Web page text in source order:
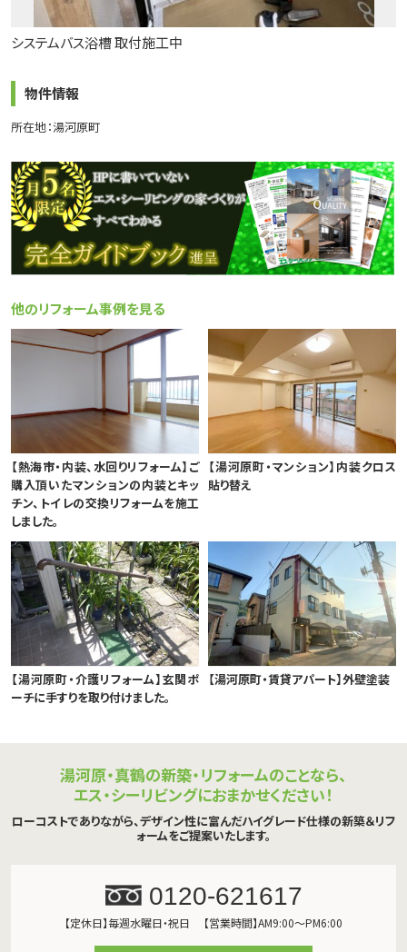
システムバス浴槽 取付施工中
物件情報
所在地：湯河原町
他のリフォーム事例を見る
【熱海市・内装、水回りリフォーム】ご
購入頂いたマンションの内装とキッ
チン、トイレの交換リフォームを施工
しました。
【湯河原町・マンション】内装クロス
貼り替え
【湯河原町・介護リフォーム】玄関ポ
ーチに手すりを取り付けました。
【湯河原町・賃貸アパート】外壁塗装
湯河原・真鶴の新築・リフォームのことなら、
エス・シーリビングにおまかせください！
ローコストでありながら、デザイン性に富んだハイグレード仕様の新築＆リフ
ォームをご提案いたします。
0120-621617
【定休日】毎週水曜日・祝日 【営業時間】AM9:00～PM6:00